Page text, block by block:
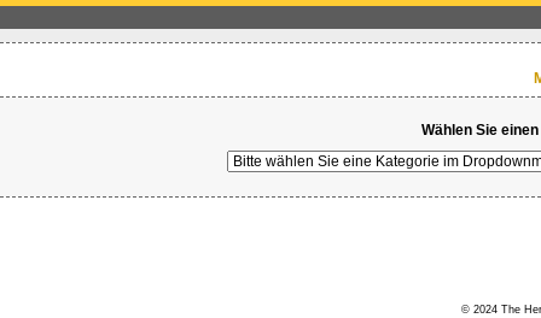
Wählen Sie
© 2024 The